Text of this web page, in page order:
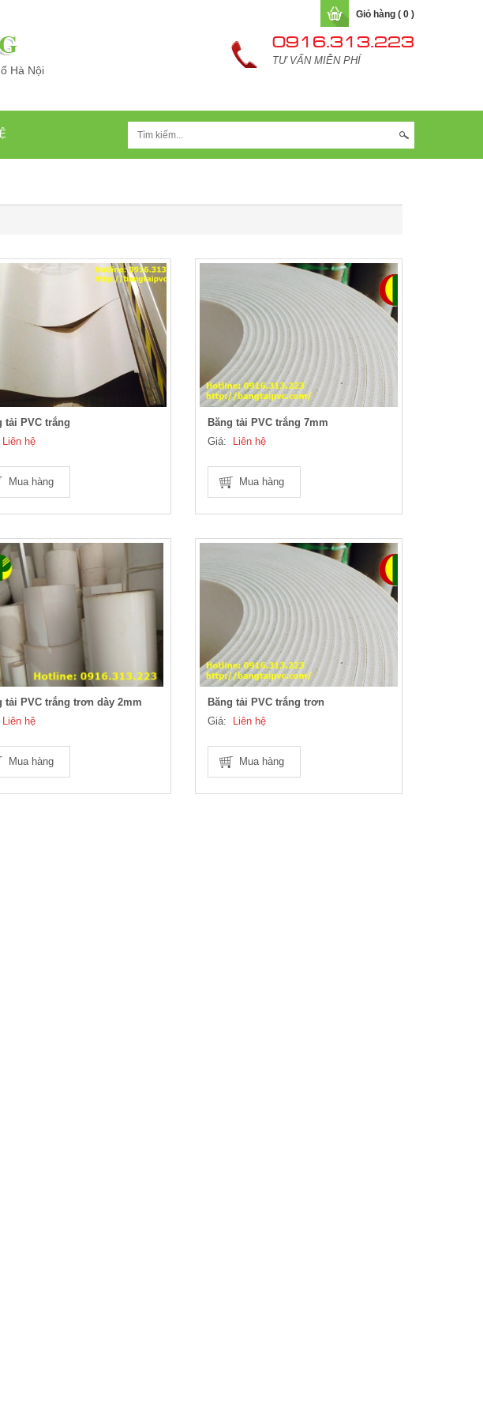
Hà Nội
Giỏ hàng ( 0 )
0916.313.223
TƯ VẤN MIỄN PHÍ
tải PVC trắng
Liên hệ
Mua hàng
Băng tải PVC trắng 7mm
Giá:
Liên hệ
Mua hàng
tải PVC trắng trơn dày 2mm
Liên hệ
Mua hàng
Băng tải PVC trắng trơn
Giá:
Liên hệ
Mua hàng